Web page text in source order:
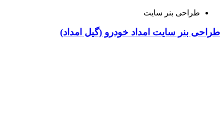
طراحی بنر سایت
طراحی بنر سایت امداد خودرو (گیل امداد)